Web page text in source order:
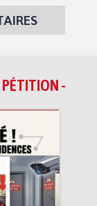
PÉTITION -